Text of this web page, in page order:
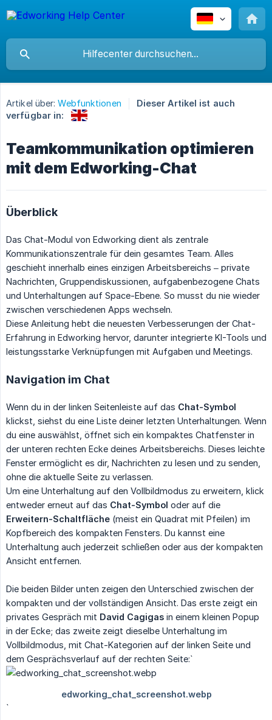
Artikel über: Webfunktionen
Dieser Artikel ist auch
verfügbar in:
Teamkommunikation optimieren
mit dem Edworking-Chat
Überblick
Das Chat-Modul von Edworking dient als zentrale
Kommunikationszentrale für dein gesamtes Team. Alles
geschieht innerhalb eines einzigen Arbeitsbereichs – private
Nachrichten, Gruppendiskussionen, aufgabenbezogene Chats
und Unterhaltungen auf Space-Ebene. So musst du nie wieder
zwischen verschiedenen Apps wechseln.
Diese Anleitung hebt die neuesten Verbesserungen der Chat-
Erfahrung in Edworking hervor, darunter integrierte KI-Tools und
leistungsstarke Verknüpfungen mit Aufgaben und Meetings.
Navigation im Chat
Wenn du in der linken Seitenleiste auf das Chat-Symbol
klickst, siehst du eine Liste deiner letzten Unterhaltungen. Wenn
du eine auswählst, öffnet sich ein kompaktes Chatfenster in
der unteren rechten Ecke deines Arbeitsbereichs. Dieses leichte
Fenster ermöglicht es dir, Nachrichten zu lesen und zu senden,
ohne die aktuelle Seite zu verlassen.
Um eine Unterhaltung auf den Vollbildmodus zu erweitern, klick
entweder erneut auf das Chat-Symbol oder auf die
Erweitern-Schaltfläche (meist ein Quadrat mit Pfeilen) im
Kopfbereich des kompakten Fensters. Du kannst eine
Unterhaltung auch jederzeit schließen oder aus der kompakten
Ansicht entfernen.
Die beiden Bilder unten zeigen den Unterschied zwischen der
kompakten und der vollständigen Ansicht. Das erste zeigt ein
privates Gespräch mit David Cagigas in einem kleinen Popup
in der Ecke; das zweite zeigt dieselbe Unterhaltung im
Vollbildmodus, mit Chat-Kategorien auf der linken Seite und
dem Gesprächsverlauf auf der rechten Seite:`
`